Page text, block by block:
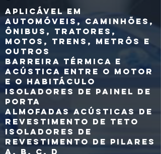
Aplicável em
automóveis, caminhões,
ônibus, tratores,
motos, trens, metrôs e
outros
Barreira térmica e
acústica entre o motor
e o habitáculo
Isoladores de painel de
porta
Almofadas acústicas de
revestimento de teto
Isoladores de
revestimento de pilares
A, B, C, D